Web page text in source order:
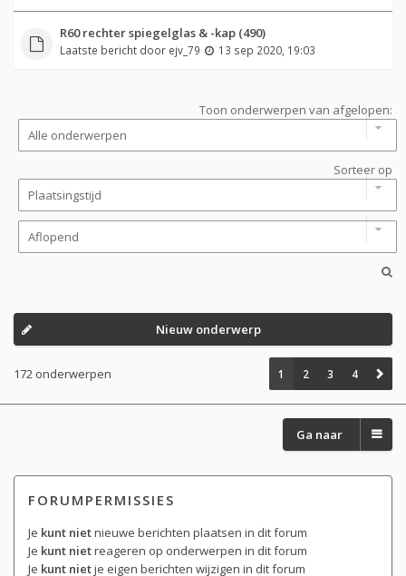
R60 rechter spiegelglas & -kap (490)
Laatste bericht door ejv_79 13 sep 2020, 19:03
Toon onderwerpen van afgelopen:
Sorteer op
Nieuw onderwerp
172 onderwerpen 1 2 3 4
Ga naar
FORUMPERMISSIES
Je kunt nietnieuwe berichten plaatsen in dit forum
Je kunt nietreageren op onderwerpen in dit forum
Je kunt nietje eigen berichten wijzigen in dit forum